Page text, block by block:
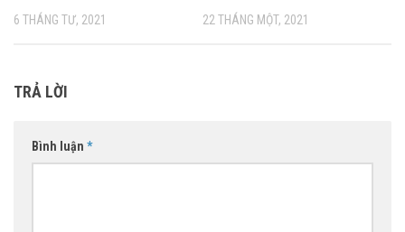
6 THÁNG TƯ, 2021 22 THÁNG MỘT, 2021
TRẢ LỜI
Bình luận *